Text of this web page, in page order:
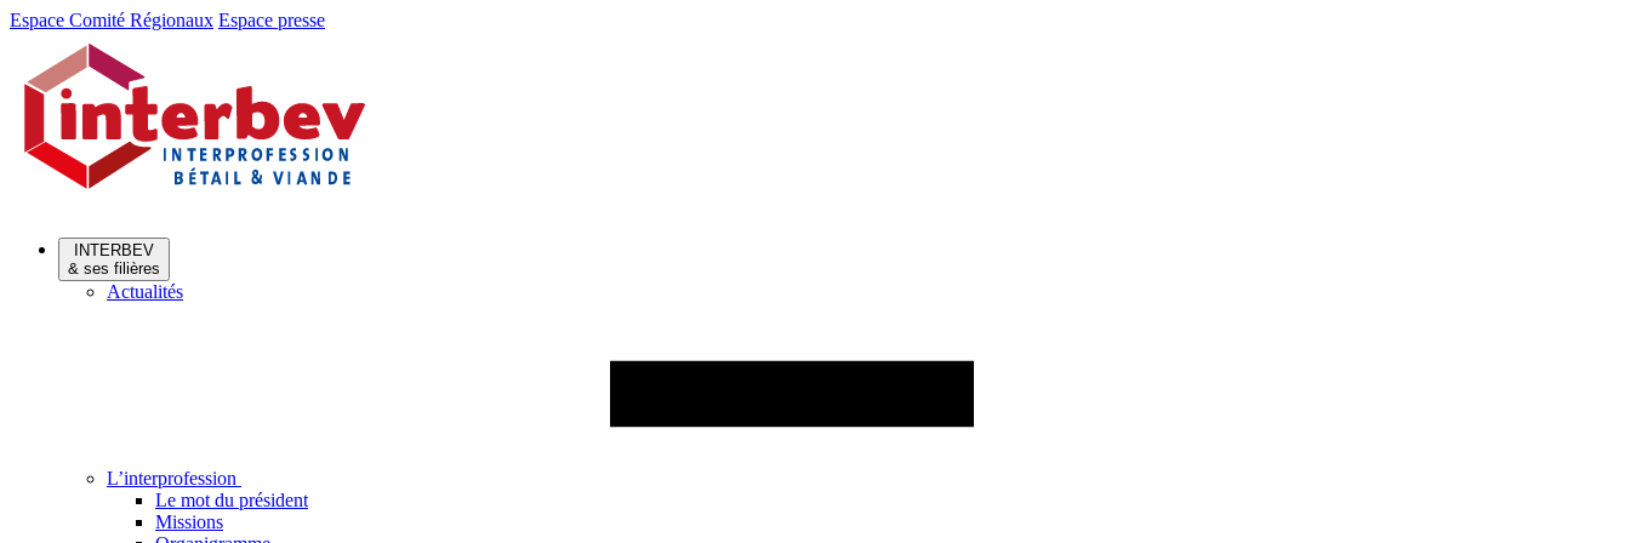
Aller
Aller
contenu
Espace Comité Régionaux Espace presse
INTERBEV
& ses filières
Actualités
L’interprofession
Le mot du président
Missions